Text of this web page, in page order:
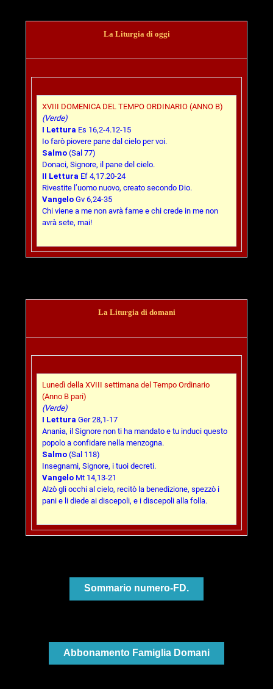
La Liturgia di oggi
XVIII DOMENICA DEL TEMPO ORDINARIO (ANNO B)
(Verde)
I Lettura Es 16,2-4.12-15
Io farò piovere pane dal cielo per voi.
Salmo (Sal 77)
Donaci, Signore, il pane del cielo.
II Lettura Ef 4,17.20-24
Rivestite l’uomo nuovo, creato secondo Dio.
Vangelo Gv 6,24-35
Chi viene a me non avrà fame e chi crede in me non
avrà sete, mai!
La Liturgia di domani
Lunedì della XVIII settimana del Tempo Ordinario
(Anno B pari)
(Verde)
I Lettura Ger 28,1-17
Ananìa, il Signore non ti ha mandato e tu induci questo
popolo a confidare nella menzogna.
Salmo (Sal 118)
Insegnami, Signore, i tuoi decreti.
Vangelo Mt 14,13-21
Alzò gli occhi al cielo, recitò la benedizione, spezzò i
pani e li diede ai discepoli, e i discepoli alla folla.
Sommario numero-FD.
Abbonamento Famiglia Domani